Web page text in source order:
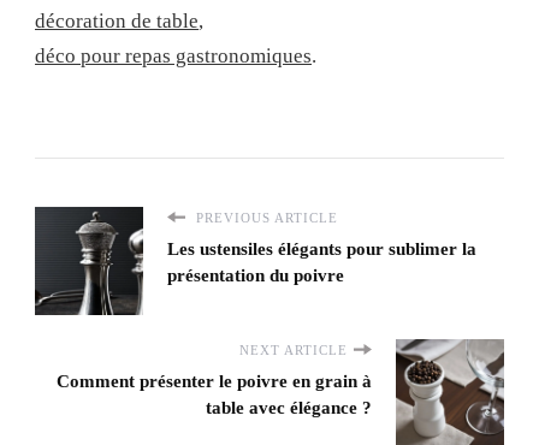
décoration de table,
déco pour repas gastronomiques.
PREVIOUS ARTICLE
Les ustensiles élégants pour sublimer la
présentation du poivre
NEXT ARTICLE
Comment présenter le poivre en grain à
table avec élégance ?